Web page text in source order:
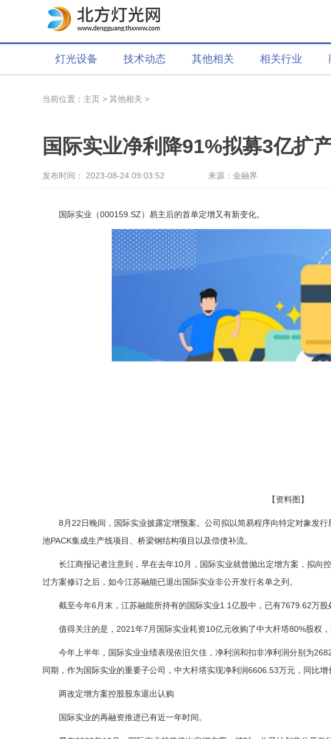
灯光设备 技术动态 其他相关 相关行业
当前位置： 主页 > 其他相关 >
发布时间： 2023-08-24 09:03:52 来源：金融界
国际实业（000159.SZ）易主后的首单定增又有新变化。
【资料图】
8月22日晚间，国际实业披露定增预案。公司拟以简易程序向特定对象发
池PACK集成生产线项目、桥梁钢结构项目以及偿债补流。
长江商报记者注意到，早在去年10月，国际实业就曾抛出定增方案，拟向
过方案修订之后，如今江苏融能已退出国际实业非公开发行名单之列。
截至今年6月末，江苏融能所持有的国际实业1.1亿股中，已有7679.62万股
值得关注的是，2021年7月国际实业耗资10亿元收购了中大杆塔80%股权，
今年上半年，国际实业业绩表现依旧欠佳，净利润和扣非净利润分别为
同期，作为国际实业的重要子公司，中大杆塔实现净利润6606.53万元，同比增
两改定增方案控股股东退出认购
国际实业的再融资推进已有近一年时间。